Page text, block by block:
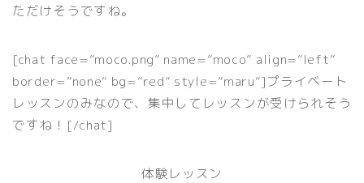
ただけそうですね。
[chat face=”moco.png” name=”moco” align=”left”
border=”none” bg=”red” style=”maru”]プライベート
レッスンのみなので、集中してレッスンが受けられそう
ですね！[/chat]
体験レッスン